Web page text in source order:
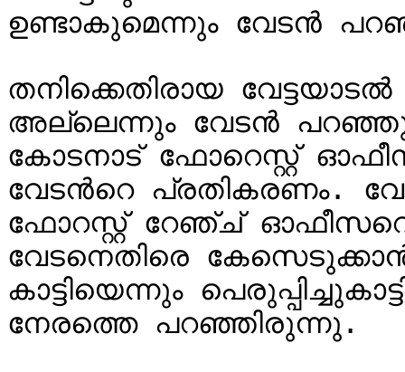
ഉണ്ടാകുമെന്നും വേടൻ
തനിക്കെതിരായ
അല്ലെന്നും വേടൻ
കോടനാട് ഫോറെസ്റ്റ്
വേടന്‍റെ പ്രതികരണം.
ഫോറസ്റ്റ് റേഞ്ച്
വേടനെതിരെ
കാട്ടിയെന്നും
നേരത്തെ പറഞ്ഞിരുന്നു.